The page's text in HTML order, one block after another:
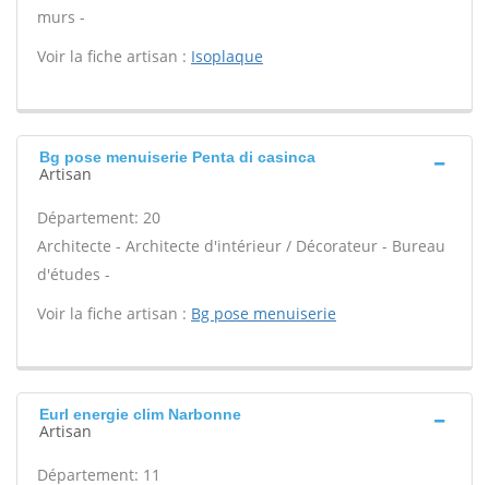
murs -
Voir la fiche artisan : Isoplaque
Bg pose menuiserie Penta di casinca
Artisan
Département: 20
Architecte - Architecte d'intérieur / Décorateur - Bureau
d'études -
Voir la fiche artisan : Bg pose menuiserie
Eurl energie clim Narbonne
Artisan
Département: 11